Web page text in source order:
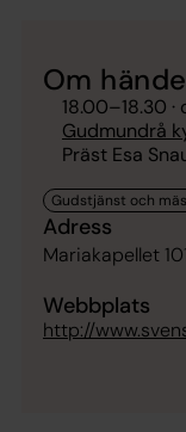
Om
18.00–18.30
Gudmundrå
Präst Esa
Adress
Mariakapellet
Webbplats
http://